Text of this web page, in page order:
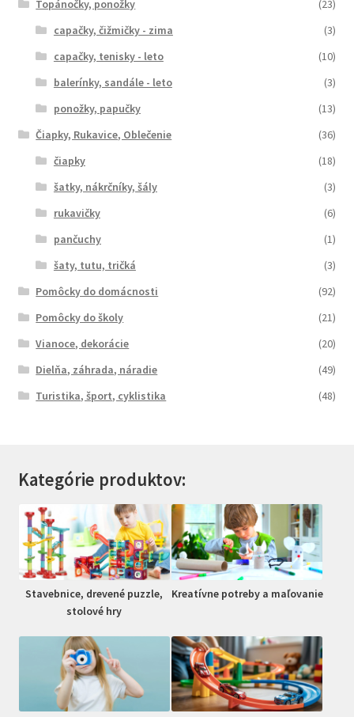
Topánočky, ponožky
(23)
capačky, čižmičky - zima
(3)
capačky, tenisky - leto
(10)
balerínky, sandále - leto
(3)
ponožky, papučky
(13)
Čiapky, Rukavice, Oblečenie
(36)
čiapky
(18)
šatky, nákrčníky, šály
(3)
rukavičky
(6)
pančuchy
(1)
šaty, tutu, tričká
(3)
Pomôcky do domácnosti
(92)
Pomôcky do školy
(21)
Vianoce, dekorácie
(20)
Dielňa, záhrada, náradie
(49)
Turistika, šport, cyklistika
(48)
Kategórie produktov:
Stavebnice, drevené puzzle,
stolové hry
Kreatívne potreby a maľovanie